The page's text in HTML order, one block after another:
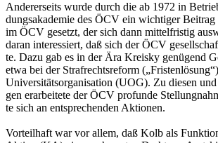
An­de­rer­seits wurde durch die ab 1972 in
dungs­aka­de­mie des ÖCV ein wich­ti­ger
im ÖCV ge­setzt, der sich dann mit­tel­fris­tig
daran in­ter­es­siert, daß sich der ÖCV
te. Dazu gab es in der Ära Krei­sky ge­nü­gend
etwa bei der Straf­rechts­re­form
Uni­ver­si­täts­or­ga­ni­sa­ti­on (UOG). Zu die­sen
gen er­ar­bei­te­te der ÖCV pro­fun­de
te sich an ent­spre­chen­den Ak­tio­nen.
Vor­teil­haft war vor allem, daß Kolb als